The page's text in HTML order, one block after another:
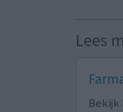
Lees
Bekijk